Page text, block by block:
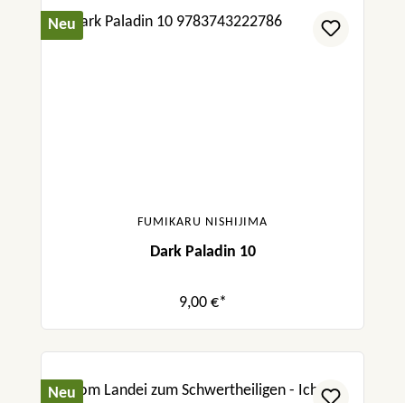
Neu
FUMIKARU NISHIJIMA
Dark Paladin 10
9,00 €*
Neu